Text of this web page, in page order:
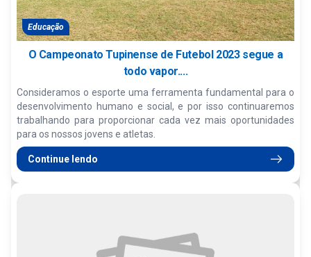
Educação
O Campeonato Tupinense de Futebol 2023 segue a
todo vapor....
Consideramos o esporte uma ferramenta fundamental para o
desenvolvimento humano e social, e por isso continuaremos
trabalhando para proporcionar cada vez mais oportunidades
para os nossos jovens e atletas.
Continue lendo